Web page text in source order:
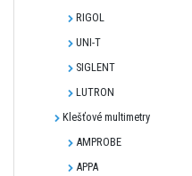
RIGOL
UNI-T
SIGLENT
LUTRON
Klešťové multimetry
AMPROBE
APPA